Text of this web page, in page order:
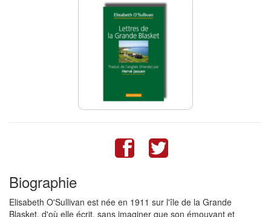
Biographie
Elisabeth O'Sullivan est née en 1911 sur l'île de la Grande
Blasket, d'où elle écrit, sans imaginer que son émouvant et